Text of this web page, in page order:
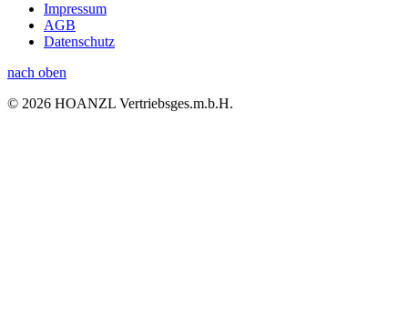
Impressum
AGB
Datenschutz
nach oben
© 2026 HOANZL Vertriebsges.m.b.H.